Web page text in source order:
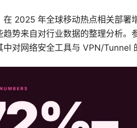
2025 年全球移动热点相关部署
势来自对行业数据的整理分析。
中对网络安全工具与 VPN/Tunnel